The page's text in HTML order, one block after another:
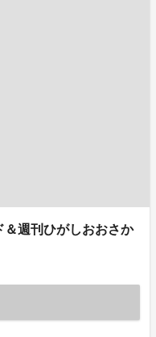
週刊ひがしおおさか